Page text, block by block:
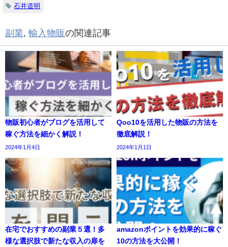
石井道明
副業, 輸入物販の関連記事
物販初心者がブログを活用して
稼ぐ方法を細かく解説！
2024年1月4日
Qoo10を活用した物販の方法を
徹底解説！
2024年1月1日
在宅でおすすめの副業５選！多
様な選択肢で新たな収入の扉を
amazonポイントを効果的に稼ぐ
10の方法を大公開！